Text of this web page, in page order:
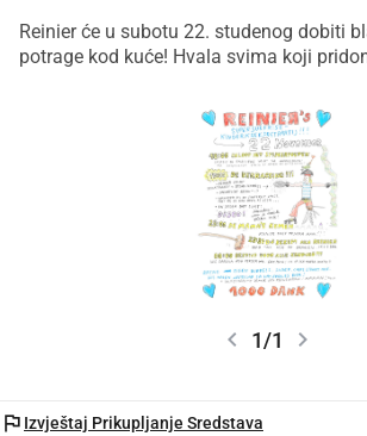
Reinier će u subotu 22. studenog dobiti
potrage kod kuće! Hvala svima koji
chevron_left 1/1 chevron_right
flag Izvještaj Prikupljanje Sredstava